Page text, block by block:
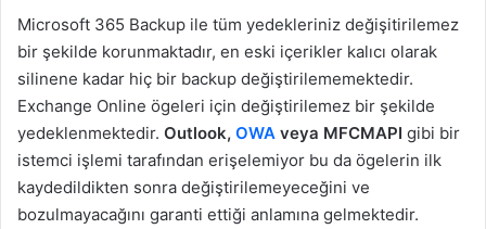
Microsoft 365 Backup ile tüm yedekleriniz değişitirilemez
bir şekilde korunmaktadır, en eski içerikler kalıcı olarak
silinene kadar hiç bir backup değiştirilememektedir.
Exchange Online ögeleri için değiştirilemez bir şekilde
yedeklenmektedir. Outlook, OWA veya MFCMAPI gibi bir
istemci işlemi tarafından erişelemiyor bu da ögelerin ilk
kaydedildikten sonra değiştirilemeyeceğini ve
bozulmayacağını garanti ettiği anlamına gelmektedir.